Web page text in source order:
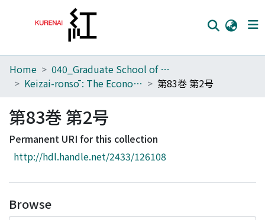
Home
Browse
Download Ranking
Access Statistics
Home
040_Graduate School of Economics
Keizai-ronsō : The Economic Review
第83巻 第2号
第83巻 第2号
Permanent URI for this collection
http://hdl.handle.net/2433/126108
Browse